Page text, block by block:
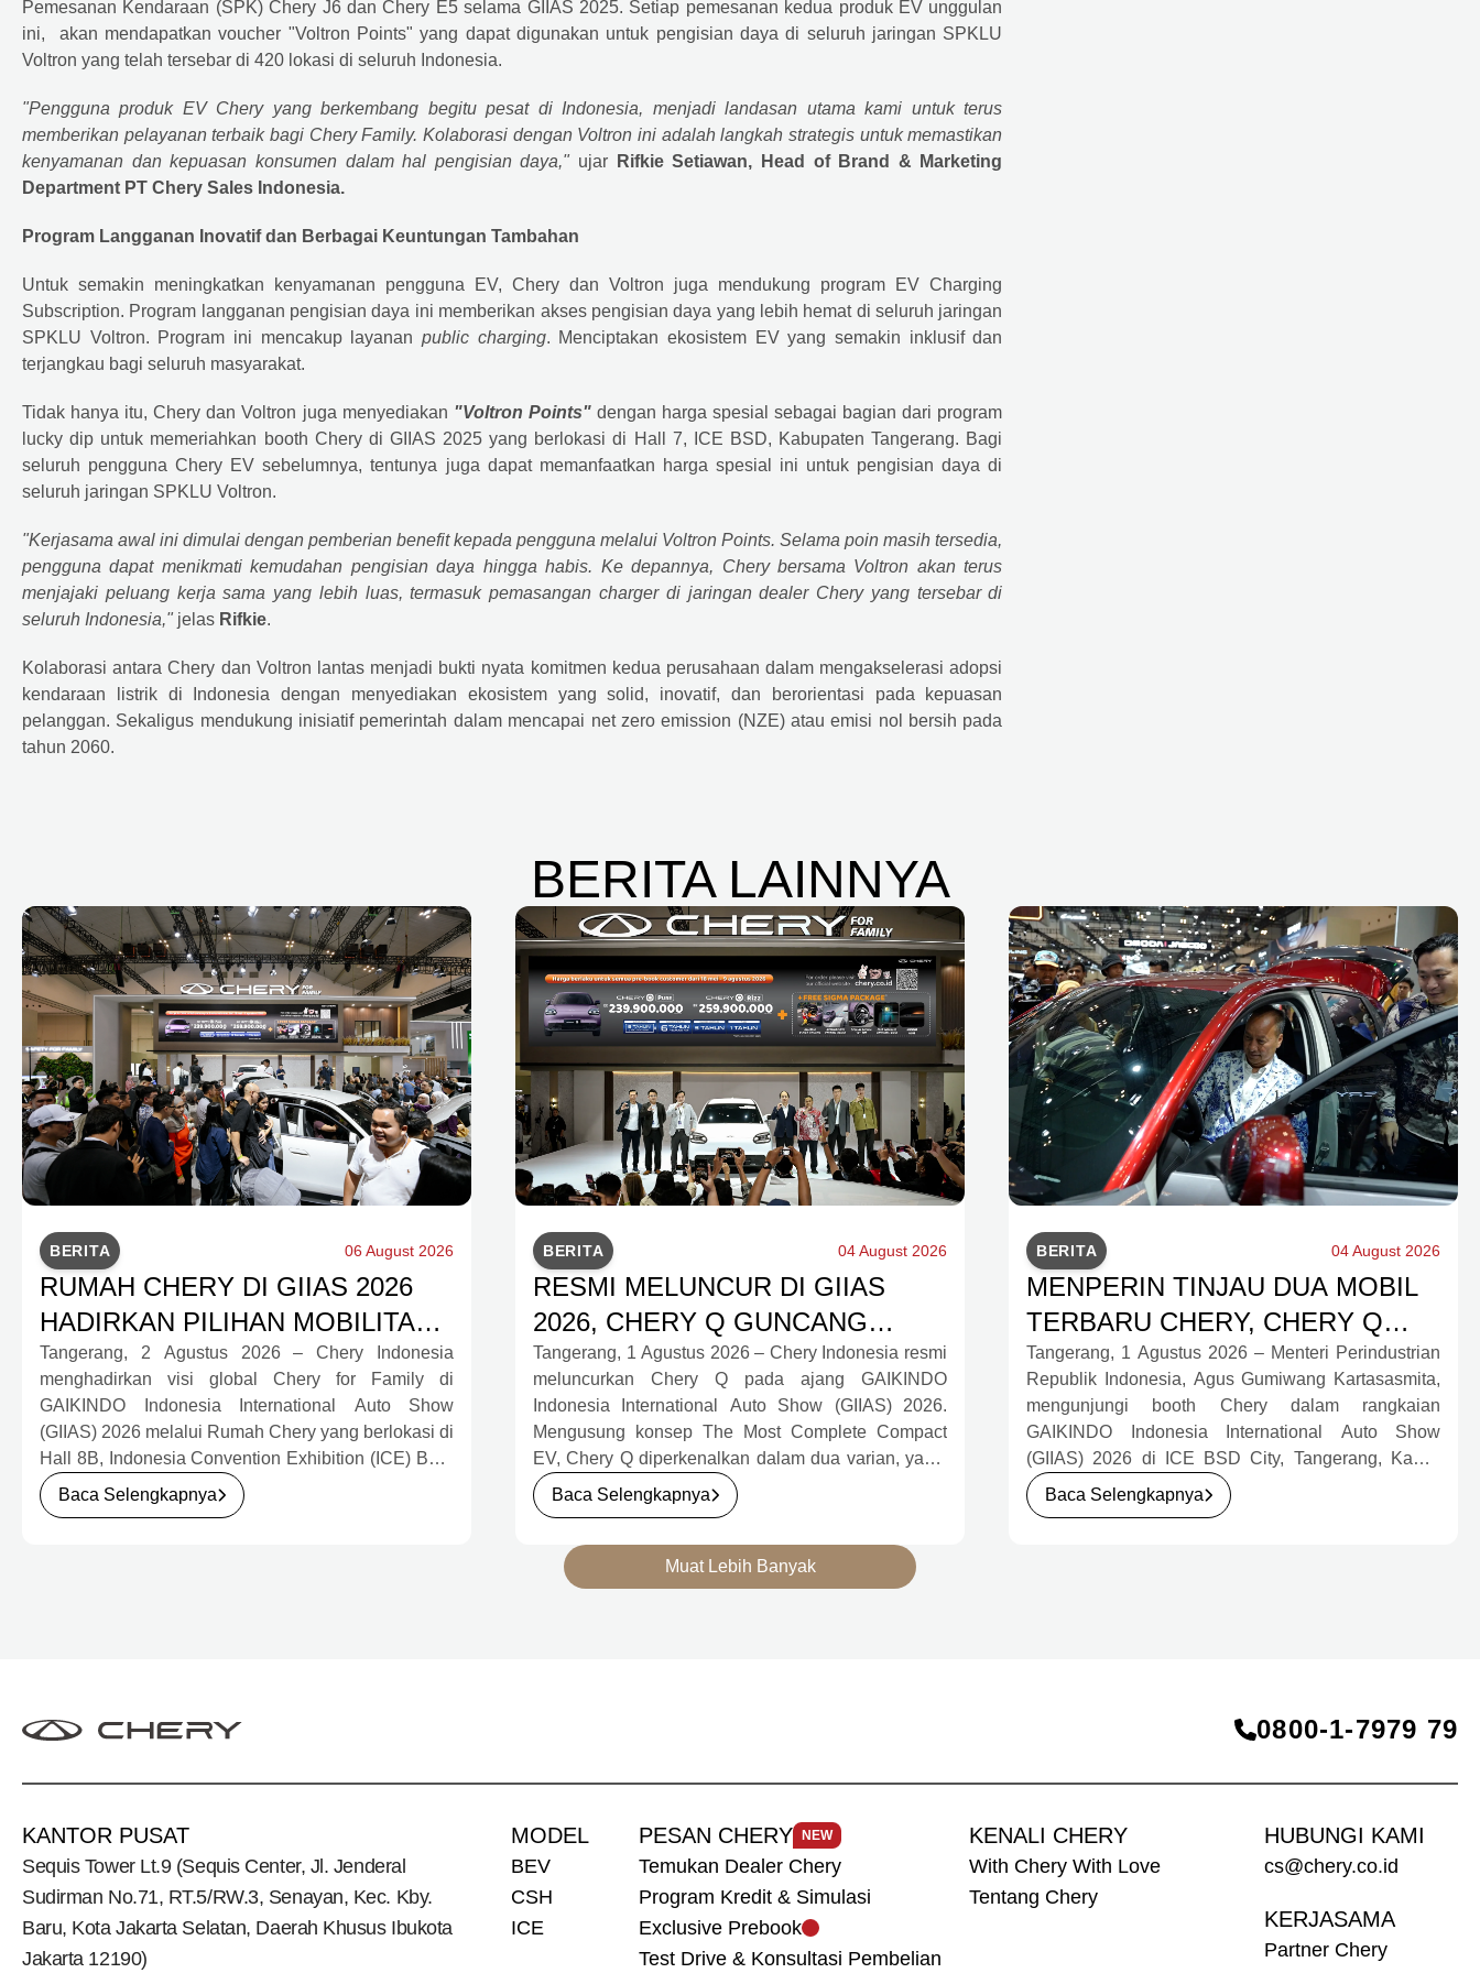
Pemesanan Kendaraan (SPK) Chery J6 dan Chery E5 selama GIIAS 2025. Setiap pemesanan kedua produk EV unggulan
ini, akan mendapatkan voucher "Voltron Points" yang dapat digunakan untuk pengisian daya di seluruh jaringan SPKLU
Voltron yang telah tersebar di 420 lokasi di seluruh Indonesia.
"Pengguna produk EV Chery yang berkembang begitu pesat di Indonesia, menjadi landasan utama kami untuk terus
memberikan pelayanan terbaik bagi Chery Family. Kolaborasi dengan Voltron ini adalah langkah strategis untuk memastikan
kenyamanan dan kepuasan konsumen dalam hal pengisian daya,"ujar Rifkie Setiawan, Head of Brand & Marketing
Department PT Chery Sales Indonesia.
Program Langganan Inovatif dan Berbagai Keuntungan Tambahan
Untuk semakin meningkatkan kenyamanan pengguna EV, Chery dan Voltron juga mendukung program EV Charging
Subscription. Program langganan pengisian daya ini memberikan akses pengisian daya yang lebih hemat di seluruh jaringan
SPKLU Voltron. Program ini mencakup layananpublic charging. Menciptakan ekosistem EV yang semakin inklusif dan
terjangkau bagi seluruh masyarakat.
Tidak hanya itu, Chery dan Voltron juga menyediakan "Voltron Points" dengan harga spesial sebagai bagian dari program
lucky dip untuk memeriahkan booth Chery di GIIAS 2025 yang berlokasi di Hall 7, ICE BSD, Kabupaten Tangerang. Bagi
seluruh pengguna Chery EV sebelumnya, tentunya juga dapat memanfaatkan harga spesial ini untuk pengisian daya di
seluruh jaringan SPKLU Voltron.
"Kerjasama awal ini dimulai dengan pemberian benefit kepada pengguna melalui Voltron Points. Selama poin masih tersedia,
pengguna dapat menikmati kemudahan pengisian daya hingga habis. Ke depannya, Chery bersama Voltron akan terus
menjajaki peluang kerja sama yang lebih luas, termasuk pemasangan charger di jaringan dealer Chery yang tersebar di
seluruh Indonesia,"jelas Rifkie.
Kolaborasi antara Chery dan Voltron lantas menjadi bukti nyata komitmen kedua perusahaan dalam mengakselerasi adopsi
kendaraan listrik di Indonesia dengan menyediakan ekosistem yang solid, inovatif, dan berorientasi pada kepuasan
pelanggan. Sekaligus mendukung inisiatif pemerintah dalam mencapai net zero emission (NZE) atau emisi nol bersih pada
tahun 2060.
BERITA LAINNYA
BERITA 06 August 2026
RUMAH CHERY DI GIIAS 2026
HADIRKAN PILIHAN MOBILITAS
LENGKAP DAN PROGRAM
APRESIASI KONSUMEN
BERNILAI HAMPIR RP1 MILIAR
Tangerang, 2 Agustus 2026 – Chery Indonesia
menghadirkan visi global Chery for Family di
GAIKINDO Indonesia International Auto Show
(GIIAS) 2026 melalui Rumah Chery yang berlokasi di
Hall 8B, Indonesia Convention Exhibition (ICE) BSD
City. Mengusung konsep rumah yang hangat dan
inklusif, Chery menghadirkan pengalaman
Baca Selengkapnya
BERITA 04 August 2026
RESMI MELUNCUR DI GIIAS
2026, CHERY Q GUNCANG
PASAR OTOMOTIF MELALUI
HARGA SPESIAL MULAI RP239,9
JUTA
Tangerang, 1 Agustus 2026 – Chery Indonesia resmi
meluncurkan Chery Q pada ajang GAIKINDO
Indonesia International Auto Show (GIIAS) 2026.
Mengusung konsep The Most Complete Compact
EV, Chery Q diperkenalkan dalam dua varian, yakni
Chery Q Pure dan Chery Q Rizz, untuk
mengakomodasi kebutuhan mobilitas serta
Baca Selengkapnya
BERITA 04 August 2026
MENPERIN TINJAU DUA MOBIL
TERBARU CHERY, CHERY Q
DAN J6T CSH YANG JADI
SOROTAN DI GIIAS 2026
Tangerang, 1 Agustus 2026 – Menteri Perindustrian
Republik Indonesia, Agus Gumiwang Kartasasmita,
mengunjungi booth Chery dalam rangkaian
GAIKINDO Indonesia International Auto Show
(GIIAS) 2026 di ICE BSD City, Tangerang, Kamis
(30/7). Dalam kunjungan tersebut, Menteri
Perindustrian meninjau dua produk elektrifikasi
Baca Selengkapnya
Muat Lebih Banyak
0800‑1‑7979 79
KANTOR PUSAT
Sequis Tower Lt.9 (Sequis Center, Jl. Jenderal
Sudirman No.71, RT.5/RW.3, Senayan, Kec. Kby.
Baru, Kota Jakarta Selatan, Daerah Khusus Ibukota
Jakarta 12190)
MODEL
BEV
CSH
ICE
PESAN CHERY NEW
Temukan Dealer Chery
Program Kredit & Simulasi
Exclusive Prebook
Test Drive & Konsultasi Pembelian
KENALI CHERY
With Chery With Love
Tentang Chery
HUBUNGI KAMI
cs@chery.co.id
KERJASAMA
Partner Chery